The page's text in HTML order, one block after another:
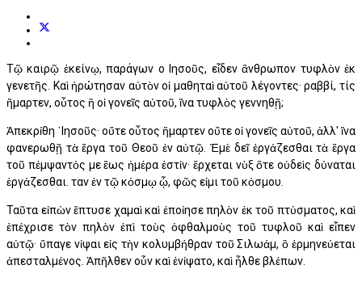
Τῷ καιρῷ ἐκείνῳ, παράγων ο Ιησοῦς, εἶδεν ἄνθρωπον τυφλὸν ἐκ
γενετῆς. Καὶ ἠρώτησαν αὐτὸν οἱ μαθηταὶ αὐτοῦ λέγοντες· ραββί, τίς
ἥμαρτεν, οὗτος ἢ οἱ γονεῖς αὐτοῦ, ἵνα τυφλὸς γεννηθῇ;
Ἀπεκρίθη ᾿Ιησοῦς· οὔτε οὗτος ἥμαρτεν οὔτε οἱ γονεῖς αὐτοῦ, ἀλλ' ἵνα
φανερωθῇ τὰ ἔργα τοῦ Θεοῦ ἐν αὐτῷ. Ἐμὲ δεῖ ἐργάζεσθαι τὰ ἔργα
τοῦ πέμψαντός με ἕως ἡμέρα ἐστίν· ἔρχεται νὺξ ὅτε οὐδεὶς δύναται
ἐργάζεσθαι. Ὅταν ἐν τῷ κόσμῳ ᾦ, φῶς εἰμι τοῦ κόσμου.
Ταῦτα εἰπὼν ἔπτυσε χαμαὶ καὶ ἐποίησε πηλὸν ἐκ τοῦ πτύσματος, καὶ
ἐπέχρισε τὸν πηλὸν ἐπὶ τοὺς ὀφθαλμοὺς τοῦ τυφλοῦ καὶ εἶπεν
αὐτῷ· ὕπαγε νίψαι εἰς τὴν κολυμβήθραν τοῦ Σιλωάμ, ὃ ἑρμηνεύεται
ἀπεσταλμένος. Ἀπῆλθεν οὖν καὶ ἐνίψατο, καὶ ἦλθε βλέπων.